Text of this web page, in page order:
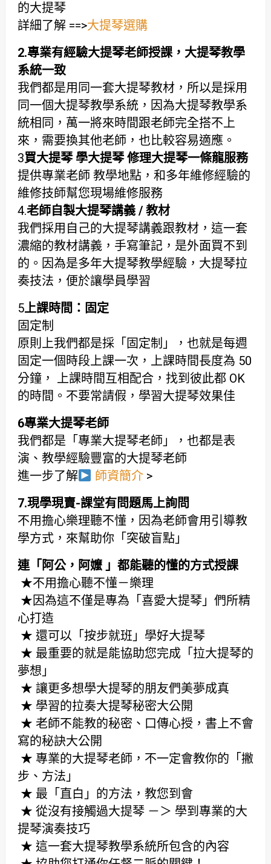
的大提琴
詳細了解 ==>大提琴選購
2.專業有經驗大提琴老師授課， 大提琴教學
系統一致
我們都是用同一套大提琴教材，所以是採用
同一個大提琴教學系統，因為大提琴教學系
統相同，萬一將來時間跟老師完全搭不上
來，需要換其他老師，也比較容易適應。
3買大提琴 學大提琴 修理大提琴一條龍服務
提供專業老師 教學地點，和多年維修經驗的
維修技師幫您現場維修服務
4.老師自製大提琴講義 / 教材
我們採用自己的大提琴講義跟教材，這一套
濃縮的教材講義，手寫筆記，是外面買不到
的。因為是多年大提琴教學經驗，大提琴拉
奏技法，便於讓學員學習
5上課時間：固定
固定制
原則上我們都是採「固定制」，也就是每週
固定一個時段上課一次，上課時間長度為 50
分鐘， 上課時間互相配合，找到彼此都 OK
的時間。不要常請假，學習大提琴效果佳
6專業大提琴老師
我們都是「專業大提琴老師」，也都是表
演、教學經驗豐富的大提琴老師
進一步了解
師資簡介>
7.現學現賣-課堂有問題馬上詢問
不用擔心樂理聽不懂，因為老師會用引導教
學方式，來幫助你「突破盲點」
連「阿公，阿嬤 」都能聽的懂的方式授課
★不用擔心聽不懂－樂理
★因為這不僅是專為「喜愛大提琴」們所精
心打造
★ 還可以「按步就班」學好大提琴
★ 最重要的就是能協助您完成「拉大提琴的
夢想」
★ 讓更多想學大提琴的朋友們美夢成真
★ 學習的拉奏大提琴秘密大公開
★ 老師不能教的秘密、口傳心授，書上不會
寫的秘訣大公開
★ 專業的大提琴老師，不一定會教你的「撇
步、方法」
★ 最「直白」的方法，教您到會
★ 從沒有接觸過大提琴 －＞ 學到專業的大
提琴演奏技巧
★ 這一套大提琴教學系統所包含的內容